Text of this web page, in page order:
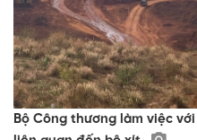
Bộ Công thương làm việc